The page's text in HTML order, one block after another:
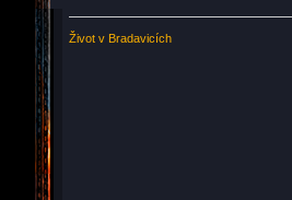
Život v Bradavicích